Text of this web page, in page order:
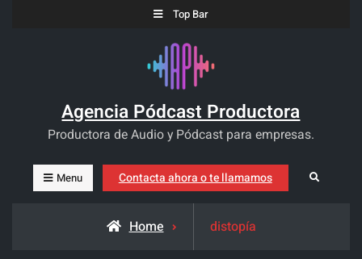
Top Bar
Agencia Pódcast Productora
Productora de Audio y Pódcast para empresas.
Menu Search
Contacta ahora o te llamamos
Home
Posts
distopía